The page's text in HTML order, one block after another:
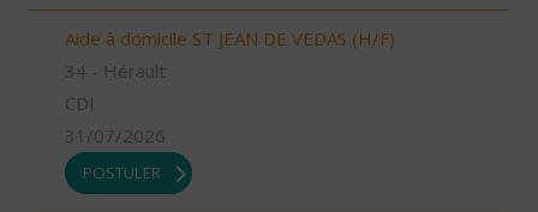
Aide à domicile ST JEAN DE VEDAS (H/F)
34 - Hérault
CDI
31/07/2026
POSTULER